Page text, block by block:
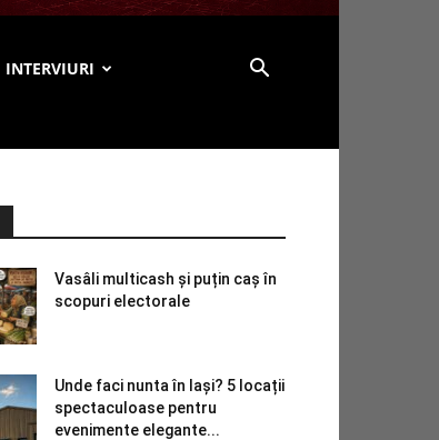
INTERVIURI
Vasâli multicash și puțin caș în
scopuri electorale
Unde faci nunta în Iași? 5 locații
spectaculoase pentru
evenimente elegante...